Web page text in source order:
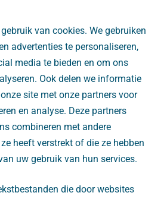
van cookies. We gebruiken
advertenties te personaliseren,
media te bieden en om ons
Ook delen we informatie
site met onze partners voor
en analyse. Deze partners
combineren met andere
heeft verstrekt of die ze hebben
uw gebruik van hun services.
die door websites